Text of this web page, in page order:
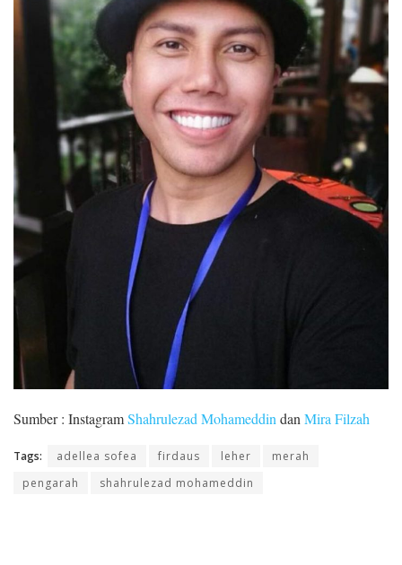
Sumber : InstagramShahrulezad MohameddindanMira Filzah
Tags: adellea sofea firdaus leher
merah
pengarah
shahrulezad mohameddin